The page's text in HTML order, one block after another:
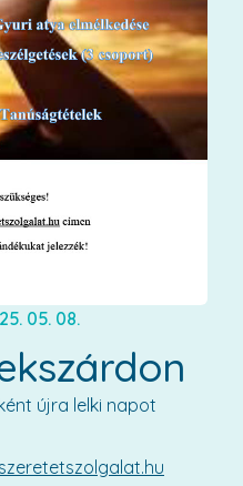
05. 08.
újra lelki napot